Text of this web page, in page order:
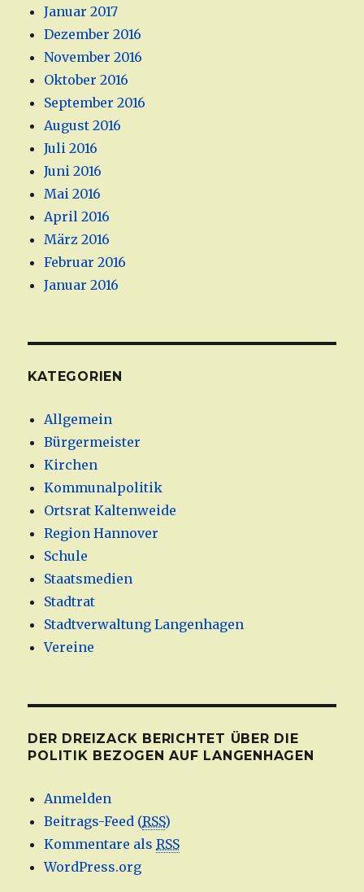
Januar 2017
Dezember 2016
November 2016
Oktober 2016
September 2016
August 2016
Juli 2016
Juni 2016
Mai 2016
April 2016
März 2016
Februar 2016
Januar 2016
KATEGORIEN
Allgemein
Bürgermeister
Kirchen
Kommunalpolitik
Ortsrat Kaltenweide
Region Hannover
Schule
Staatsmedien
Stadtrat
Stadtverwaltung Langenhagen
Vereine
DER DREIZACK BERICHTET ÜBER DIE
POLITIK BEZOGEN AUF LANGENHAGEN
Anmelden
Beitrags-Feed (RSS)
Kommentare alsRSS
WordPress.org